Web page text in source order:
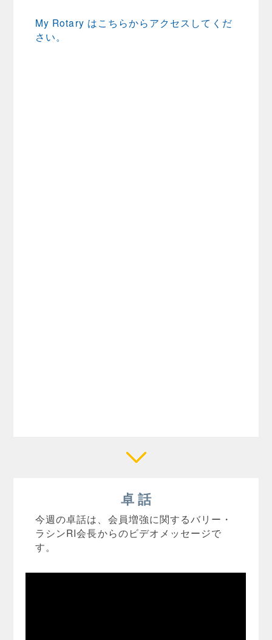
My Rotary はこちらからアクセスしてくだ
さい。
卓 話
今週の卓話は、会員増強に関するバリー・
ラシンRI会長からのビデオメッセージで
す。